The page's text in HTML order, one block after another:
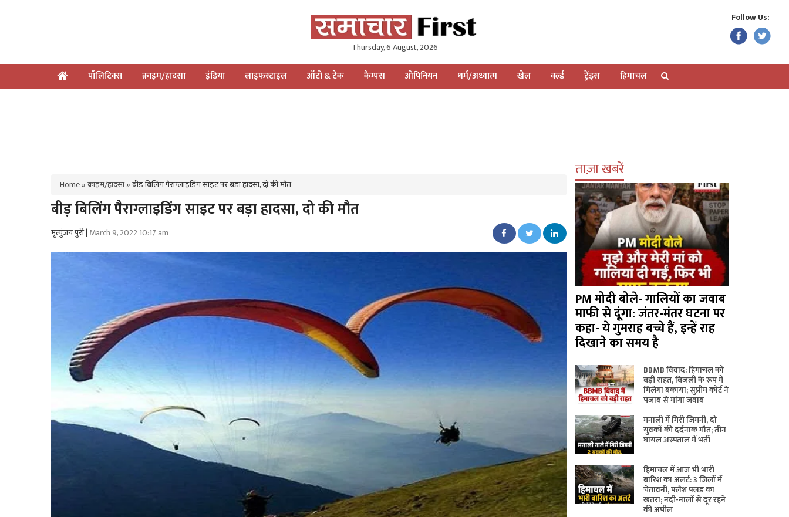
Thursday, 6 August, 2026
Follow Us:
पॉलिटिक्स क्राइम/हादसा इंडिया लाइफस्टाइल ऑटो & टेक कैम्पस ओपिनियन धर्म/अध्यात्म खेल वर्ल्ड ट्रेंड्स हिमाचल
Home»क्राइम/हादसा»बीड़ बिलिंग पैराग्लाइडिंग साइट पर बड़ा हादसा, दो की मौत
बीड़ बिलिंग पैराग्लाइडिंग साइट पर बड़ा हादसा, दो की मौत
मृत्युंजय पुरी | March 9, 2022 10:17 am
ताज़ा खबरें
PM मोदी बोले- गालियों का जवाब
माफी से दूंगा: जंतर-मंतर घटना पर
कहा- ये गुमराह बच्चे हैं, इन्हें राह
दिखाने का समय है
BBMB विवाद: हिमाचल को
बड़ी राहत, बिजली के रूप में
मिलेगा बकाया; सुप्रीम कोर्ट ने
पंजाब से मांगा जवाब
मनाली में गिरी जिमनी, दो
युवकों की दर्दनाक मौत; तीन
घायल अस्पताल में भर्ती
हिमाचल में आज भी भारी
बारिश का अलर्ट: 3 जिलों में
चेतावनी, फ्लैश फ्लड का
खतरा; नदी-नालों से दूर रहने
की अपील